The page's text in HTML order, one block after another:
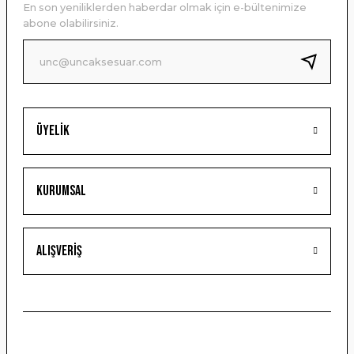
Ürün bilgilerinde hatalar bulunuyor.
Ürün fiyatı diğer sitelerden daha pahalı.
Bu ürüne benzer farklı alternatifler olmalı.
Gönder
Üyelik
Kurumsal
Alışveriş
En son yeniliklerden haberdar olmak için e-bültenimize
abone olabilirsiniz.